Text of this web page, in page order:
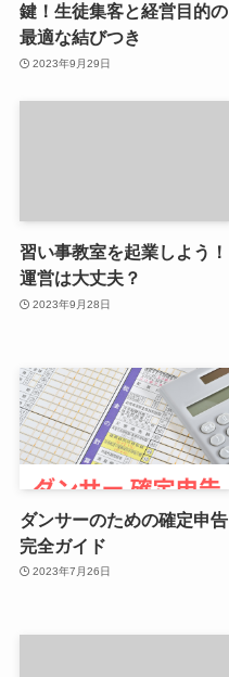
鍵！生徒集客と経営目的の
最適な結びつき
2023年9月29日
習い事教室を起業しよう！
運営は大丈夫？
2023年9月28日
ダンサーのための確定申告
完全ガイド
2023年7月26日